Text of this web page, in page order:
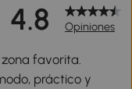
4.8 Opiniones
favorita.
práctico y